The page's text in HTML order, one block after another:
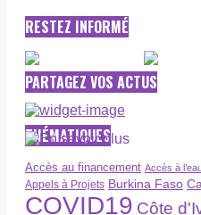
RESTEZ INFORMÉ
PARTAGEZ VOS ACTUS
THÉMATIQUES
Accès au financement Accès à
Appels à Projets Burkina Faso
COVID19 Côte